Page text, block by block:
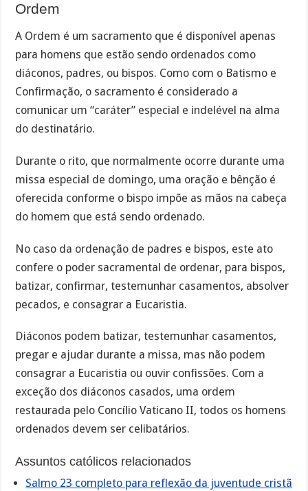
Ordem
A Ordem é um sacramento que é disponível apenas
para homens que estão sendo ordenados como
diáconos, padres, ou bispos. Como com o Batismo e
Confirmação, o sacramento é considerado a
comunicar um “caráter” especial e indelével na alma
do destinatário.
Durante o rito, que normalmente ocorre durante uma
missa especial de domingo, uma oração e bênção é
oferecida conforme o bispo impõe as mãos na cabeça
do homem que está sendo ordenado.
No caso da ordenação de padres e bispos, este ato
confere o poder sacramental de ordenar, para bispos,
batizar, confirmar, testemunhar casamentos, absolver
pecados, e consagrar a Eucaristia.
Diáconos podem batizar, testemunhar casamentos,
pregar e ajudar durante a missa, mas não podem
consagrar a Eucaristia ou ouvir confissões. Com a
exceção dos diáconos casados, uma ordem
restaurada pelo Concílio Vaticano II, todos os homens
ordenados devem ser celibatários.
Assuntos católicos relacionados
Salmo 23 completo para reflexão da juventude cristã